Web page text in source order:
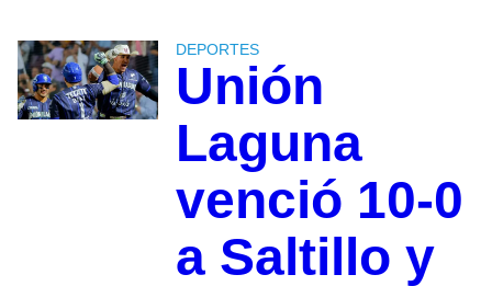
DEPORTES
Unión
Laguna
venció 10-0
a Saltillo y